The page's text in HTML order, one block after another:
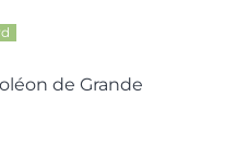
de Grande